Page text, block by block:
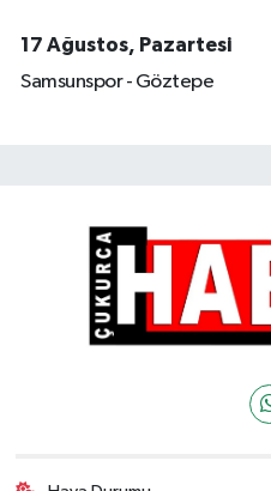
17 Ağustos, Pazartesi
Samsunspor - Göztepe